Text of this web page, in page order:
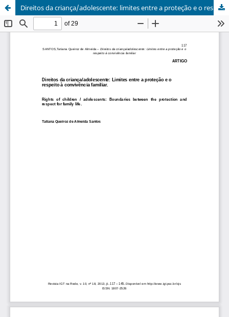
Direitos da criança/adolescente: limites entre a proteção e o respeito à convivência familiar.